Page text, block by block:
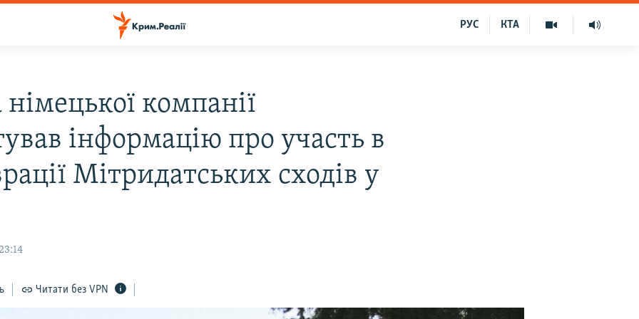
КТА
РУС
німецької компанії
інформацію про участь в
Мітридатських сходів у
Читати без VPN